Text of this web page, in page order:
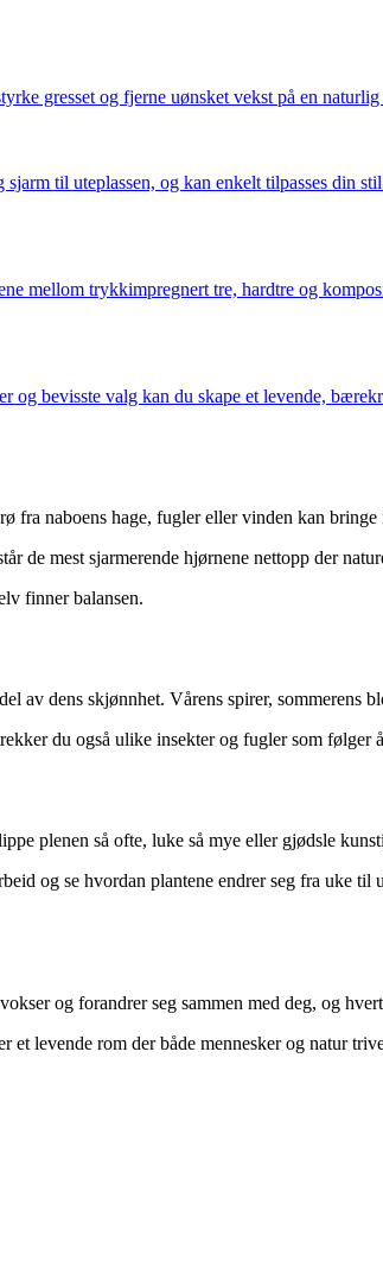
gresset og fjerne uønsket vekst på en
til uteplassen, og kan enkelt tilpasses din
mellom trykkimpregnert tre, hardtre og
bevisste valg kan du skape et levende,
naboens hage, fugler eller vinden kan
de mest sjarmerende hjørnene nettopp der
finner balansen.
av dens skjønnhet. Vårens spirer, sommerens
du også ulike insekter og fugler som følger
plenen så ofte, luke så mye eller gjødsle
og se hvordan plantene endrer seg fra uke
og forandrer seg sammen med deg, og
levende rom der både mennesker og natur